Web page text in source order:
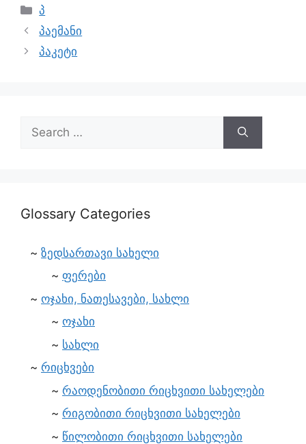
პ
პაემანი
პაკეტი
Glossary Categories
ზედსართავი სახელი
ფერები
ოჯახი, ნათესავები, სახლი
ოჯახი
სახლი
რიცხვები
რაოდენობითი რიცხვითი სახელები
რიგობითი რიცხვითი სახელები
წილობითი რიცხვითი სახელები